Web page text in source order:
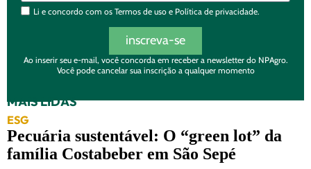
Li e concordo com os Termos de uso e Política de privacidade.
inscreva-se
Ao inserir seu e-mail, você concorda em receber a newsletter do NPAgro.
Você pode cancelar sua inscrição a qualquer momento
MAIS LIDAS
ESG
Pecuária sustentável: O “green lot” da
família Costabeber em São Sepé